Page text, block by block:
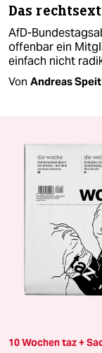
Das
AfD-
offenbar ein
einfach nicht
Von Andreas Speit
10 Wochen taz +